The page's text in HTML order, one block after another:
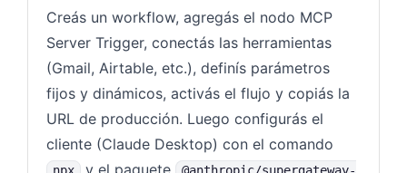
Creás un workflow, agregás el nodo MCP
Server Trigger, conectás las herramientas
(Gmail, Airtable, etc.), definís parámetros
fijos y dinámicos, activás el flujo y copiás la
URL de producción. Luego configurás el
cliente (Claude Desktop) con el comando
npx y el paquete
@anthropic/supergateway-